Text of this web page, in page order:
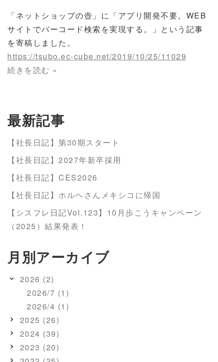
「ネットショップの壺」に「アプリ開発不要。WEB
サイトでバーコード検索を実現する。」という記事
を寄稿しました。
https://tsubo.ec-cube.net/2019/10/25/11029
続きを読む »
最新記事
【社長日記】第30期スタート
【社長日記】2027年新卒採用
【社長日記】CES2026
【社長日記】ホルヘさんメキシコに帰国
【シスフレ日記Vol.123】10月歩こうキャンペーン
（2025）結果発表！
月別アーカイブ
2026 (2)
2026/7 (1)
2026/4 (1)
2025 (26)
2024 (39)
2023 (20)